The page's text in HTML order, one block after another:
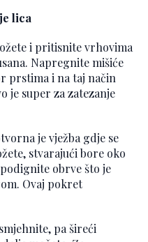
lica
i pritisnite vrhovima
Napregnite mišiće
prstima i na taj način
je super za zatezanje
je vježba gdje se
stvarajući bore oko
obrve što je
Ovaj pokret
pa šireći